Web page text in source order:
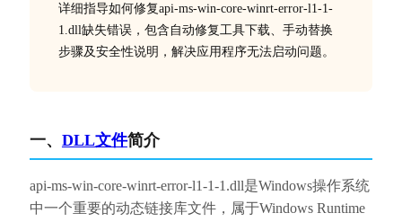
详细指导如何修复api-ms-win-core-winrt-error-l1-1-
1.dll缺失错误，包含自动修复工具下载、手动替换
步骤及安全性说明，解决应用程序无法启动问题。
一、 DLL文件简介
api-ms-win-core-winrt-error-l1-1-1.dll是Windows操作系统
中一个重要的动态链接库文件，属于Windows Runtime